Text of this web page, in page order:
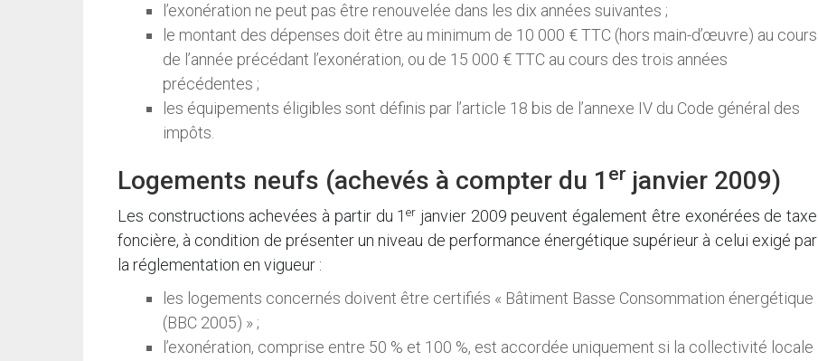
l’exonération ne peut pas être renouvelée dans les dix années suivantes ;
le montant des dépenses doit être au minimum de 10 000 € TTC (hors main-d’œuvre) au cours
de l’année précédant l’exonération, ou de 15 000 € TTC au cours des trois années
précédentes ;
les équipements éligibles sont définis par l’article 18 bis de l’annexe IV du Code général des
impôts.
Logements neufs (achevés à compter du 1 er janvier 2009)
Les constructions achevées à partir du 1er janvier 2009 peuvent également être exonérées de taxe
foncière, à condition de présenter un niveau de performance énergétique supérieur à celui exigé par
la réglementation en vigueur :
les logements concernés doivent être certifiés « Bâtiment Basse Consommation énergétique
(BBC 2005) » ;
l’exonération, comprise entre 50 % et 100 %, est accordée uniquement si la collectivité locale